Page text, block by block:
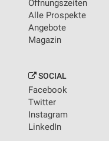
Öffnungszeiten
Alle Prospekte
Angebote
Magazin
SOCIAL
Facebook
Twitter
Instagram
LinkedIn